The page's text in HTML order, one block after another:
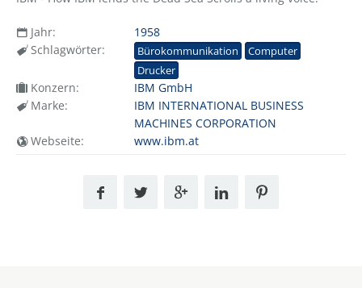
Jahr:
1958
Schlagwörter:
Bürokommunikation
Computer
Drucker
Konzern:
IBM GmbH
Marke:
IBM INTERNATIONAL BUSINESS
MACHINES CORPORATION
Webseite:
www.ibm.at